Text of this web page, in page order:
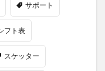
サポート
フト表
スケッター